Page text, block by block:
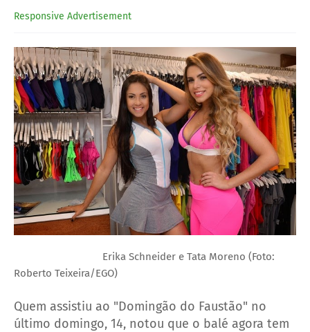
Responsive Advertisement
Erika Schneider e Tata Moreno (Foto:
Roberto Teixeira/EGO)
Quem assistiu ao "Domingão do Faustão" no
último domingo, 14, notou que o balé agora tem